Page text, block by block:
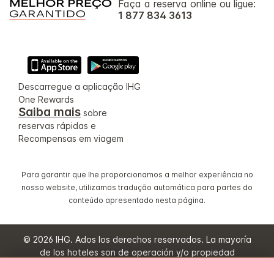
Faça a reserva online ou ligue:
1 877 834 3613
Descarregue a aplicação IHG
One Rewards
Saiba mais sobre
reservas rápidas e
Recompensas em viagem
Para garantir que lhe proporcionamos a melhor experiência no
nosso website, utilizamos tradução automática para partes do
conteúdo apresentado nesta página.
© 2026 IHG. Ados los derechos reservados. La mayoría
de los hoteles son de operación y/o propiedad